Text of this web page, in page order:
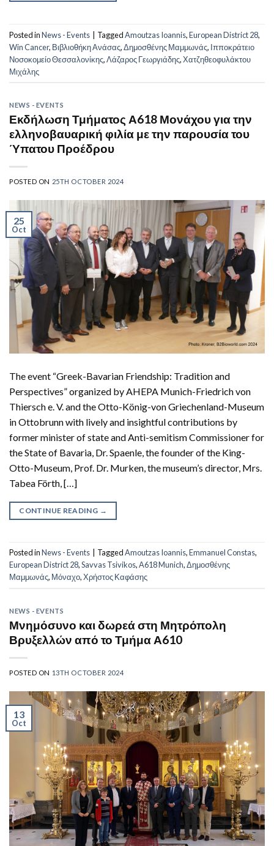
Posted inNews - Events TaggedAmoutzas Ioannis,European District 28,
Win Cancer, Βιβλιοθήκη Ανάσας,Δημοσθένης Μαμμωνάς, Ιπποκράτειο
Νοσοκομείο Θεσσαλονίκης,Λάζαρος Γεωργιάδης,Χατζηθεοφυλάκτου
Μιχάλης
NEWS - EVENTS
Εκδήλωση Τμήματος Α618 Μονάχου για την
ελληνοβαυαρική φιλία με την παρουσία του
Ύπατου Προέδρου
POSTED ON 25TH OCTOBER 2024
25
Oct
The event “Greek-Bavarian Friendship: Tradition and
Perspectives” organized by AHEPA Munich-Friedrich von
Thiersch e. V. and the Otto-König-von Griechenland-Museum
in Ottobrunn with lively and insightful contributions by
former minister of state and Anti-semitism Commissioner for
the State of Bavaria, Dr. Spaenle, the founder of the King-
Otto-Museum, Prof. Dr. Murken, the museum’s director, Mrs.
Tabea Förth, […]
CONTINUE READING →
Posted inNews - Events TaggedAmoutzas Ioannis,Emmanuel Constas,
European District 28,Savvas Tsivikos,Α618 Munich,Δημοσθένης
Μαμμωνάς, Μόναχο,Χρήστος Καφάσης
NEWS - EVENTS
Μνημόσυνο και δωρεά στη Μητρόπολη
Βρυξελλών από το Τμήμα Α610
POSTED ON 13TH OCTOBER 2024
13
Oct